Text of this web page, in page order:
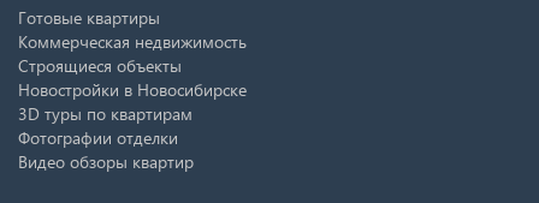
Готовые квартиры
Коммерческая недвижимость
Строящиеся объекты
Новостройки в Новосибирске
3D туры по квартирам
Фотографии отделки
Видео обзоры квартир